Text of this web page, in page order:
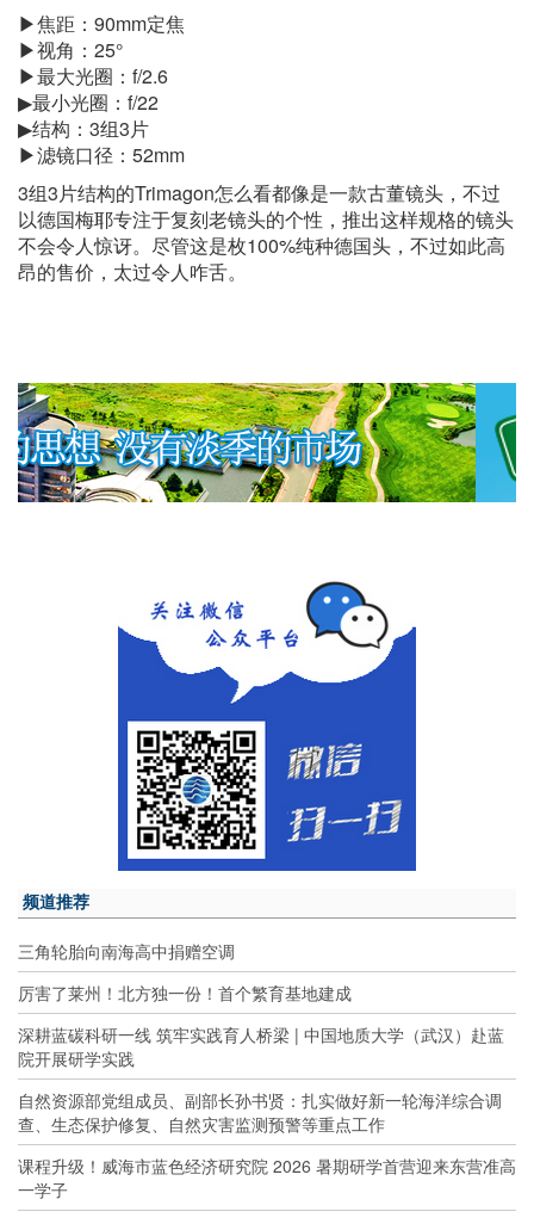
▶焦距：90mm定焦
▶视角：25°
▶最大光圈：f/2.6
▶最小光圈：f/22
▶结构：3组3片
▶滤镜口径：52mm
3组3片结构的Trimagon怎么看都像是一款古董镜头，不过
以德国梅耶专注于复刻老镜头的个性，推出这样规格的镜头
不会令人惊讶。尽管这是枚100%纯种德国头，不过如此高
昂的售价，太过令人咋舌。
频道推荐
三角轮胎向南海高中捐赠空调
厉害了莱州！北方独一份！首个繁育基地建成
深耕蓝碳科研一线 筑牢实践育人桥梁 | 中国地质大学（武汉）赴蓝
院开展研学实践
自然资源部党组成员、副部长孙书贤：扎实做好新一轮海洋综合调
查、生态保护修复、自然灾害监测预警等重点工作
课程升级！威海市蓝色经济研究院 2026 暑期研学首营迎来东营准高
一学子